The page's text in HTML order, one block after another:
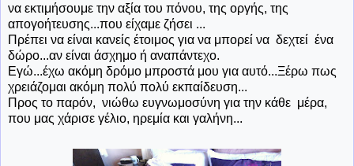
να εκτιμήσουμε την αξία του πόνου, της οργής, της
απογοήτευσης...που είχαμε ζήσει ...
Πρέπει να είναι κανείς έτοιμος για να μπορεί να δεχτεί ένα
δώρο...αν είναι άσχημο ή αναπάντεχο.
Εγώ...έχω ακόμη δρόμο μπροστά μου για αυτό...Ξέρω πως
χρειάζομαι ακόμη πολύ πολύ εκπαίδευση...
Προς το παρόν, νιώθω ευγνωμοσύνη για την κάθε μέρα,
που μας χάρισε γέλιο, ηρεμία και γαλήνη...